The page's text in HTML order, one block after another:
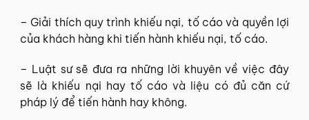
– Giải thích quy trình khiếu nại, tố cáo và quyền lợi
của khách hàng khi tiến hành khiếu nại, tố cáo.
– Luật sư sẽ đưa ra những lời khuyên về việc đây
sẽ là khiếu nại hay tố cáo và liệu có đủ căn cứ
pháp lý để tiến hành hay không.